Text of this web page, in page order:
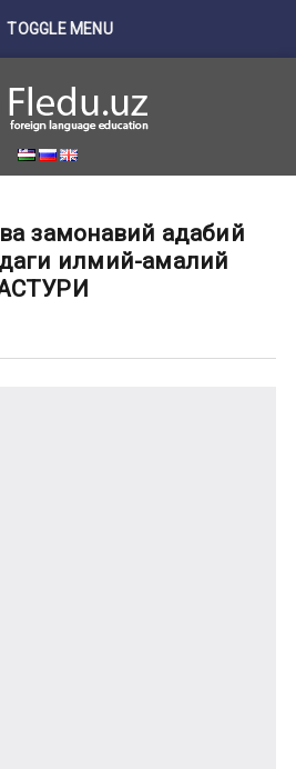
TOGGLE MENU
замонавий адабий
илмий-амалий